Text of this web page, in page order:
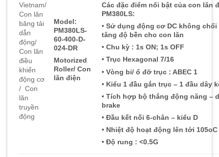
Vietnam/
Con lăn
băng tải
dẫn
động/
Con lăn
điều
khiển
động cơ
/ Con
lăn
truyền
động
Model:
PM380LS-
60-400-D-
024-DR
Motorized
Roller/ Con
lăn điện
Các đặc điểm nổi bật của con lăn
PM380LS:
• Sử dụng động cơ DC không chổi
tăng độ bền cho con lăn
• Chu kỳ : 1s ON; 1s OFF
• Trục Hexagonal 7/16
• Vòng bi/ ổ đỡ trục : ABEC 1
• Kiểu 1 đầu gắn trục – 1 đầu dây
• Tích hợp bộ thắng động năng –
brake
• Đầu kết nối 6-chân – kiểu D
• Nhiệt độ hoạt động lên tới 105oC
• Độ rung : <0.5G